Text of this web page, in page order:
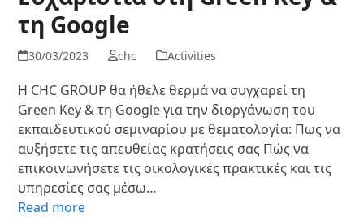
τη Google
30/03/2023 chc Activities
Η CHC GROUP θα ήθελε θερμά να συγχαρεί τη
Green Key & τη Google για την διοργάνωση του
εκπαιδευτικού σεμιναρίου με θεματολογία: Πως να
αυξήσετε τις απευθείας κρατήσεις σας Πώς να
επικοινωνήσετε τις οικολογικές πρακτικές και τις
υπηρεσίες σας μέσω…
Read more